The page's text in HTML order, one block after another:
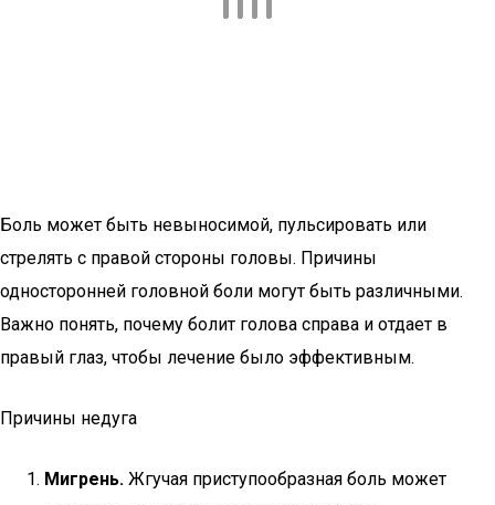
Боль может быть невыносимой, пульсировать или
стрелять с правой стороны головы. Причины
односторонней головной боли могут быть различными.
Важно понять, почему болит голова справа и отдает в
правый глаз, чтобы лечение было эффективным.
Причины недуга
Мигрень. Жгучая приступообразная боль может